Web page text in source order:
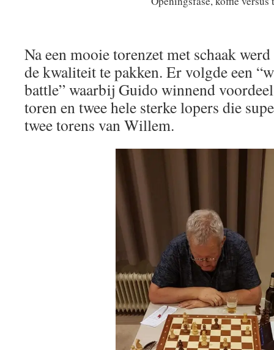
Na een mooie torenzet met schaak
de kwaliteit te pakken. Er volgde een
battle” waarbij Guido winnend
toren en twee hele sterke lopers die
twee torens van Willem.